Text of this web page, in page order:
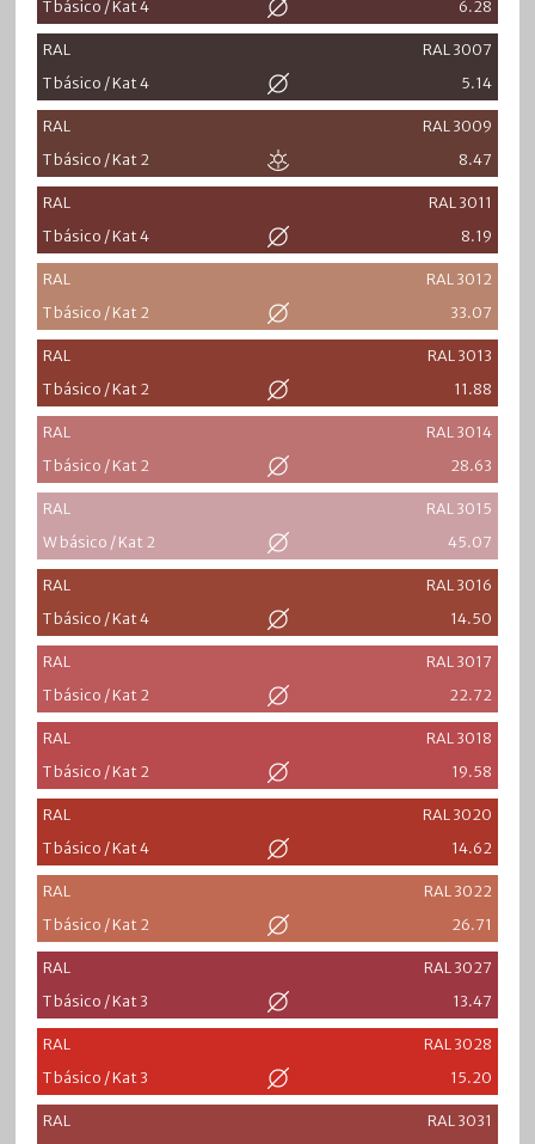
T básico / Kat 4 6.28
RAL
RAL 3007
T básico / Kat 4
5.14
RAL
RAL 3009
T básico / Kat 2
8.47
RAL
RAL 3011
T básico / Kat 4
8.19
RAL
RAL 3012
T básico / Kat 2
33.07
RAL
RAL 3013
T básico / Kat 2
11.88
RAL
RAL 3014
T básico / Kat 2
28.63
RAL
RAL 3015
W básico / Kat 2
45.07
RAL
RAL 3016
T básico / Kat 4
14.50
RAL
RAL 3017
T básico / Kat 2
22.72
RAL
RAL 3018
T básico / Kat 2
19.58
RAL
RAL 3020
T básico / Kat 4
14.62
RAL
RAL 3022
T básico / Kat 2
26.71
RAL
RAL 3027
T básico / Kat 3
13.47
RAL
RAL 3028
T básico / Kat 3
15.20
RAL
RAL 3031